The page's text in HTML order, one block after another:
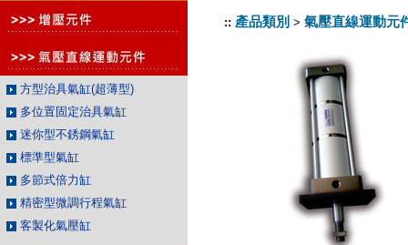
方型治具氣缸(超薄型)
多位置固定治具氣缸
迷你型不銹鋼氣缸
標準型氣缸
多節式倍力缸
精密型微調行程氣缸
客製化氣壓缸
:: 產品類別 > 氣壓直線運動元